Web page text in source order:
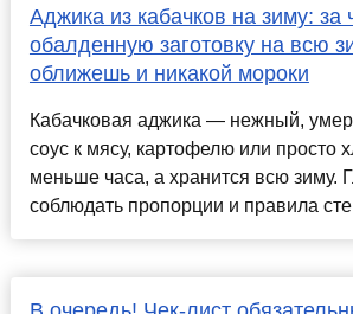
Аджика из кабачков на зиму: за
обалденную заготовку на всю
оближешь и никакой мороки
Кабачковая аджика — нежный,
соус к мясу, картофелю или просто
меньше часа, а хранится всю зиму.
соблюдать пропорции и правила